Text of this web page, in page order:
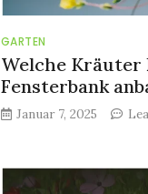
GARTEN
Welche Kräuter
Fensterbank
Januar 7, 2025